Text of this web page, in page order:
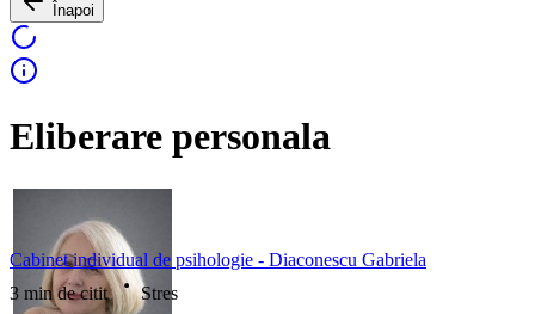
Înapoi
Eliberare personala
Cabinet individual de psihologie - Diaconescu Gabriela
3 min de citit
Stres